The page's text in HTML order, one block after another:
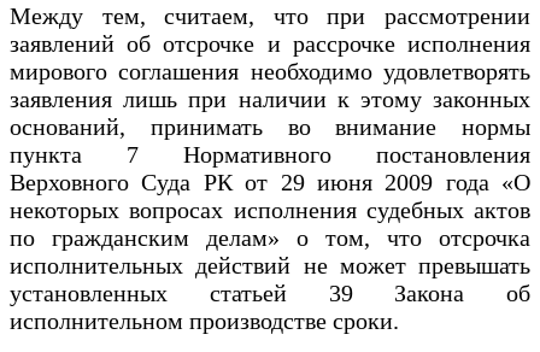
Между тем, считаем, что при рассмотрении
заявлений об отсрочке и рассрочке исполнения
мирового соглашения необходимо удовлетворять
заявления лишь при наличии к этому законных
оснований, принимать во внимание нормы
пункта 7 Нормативного постановления
Верховного Суда РК от 29 июня 2009 года «О
некоторых вопросах исполнения судебных актов
по гражданским делам» о том, что отсрочка
исполнительных действий не может превышать
установленных статьей 39 Закона об
исполнительном производстве сроки.